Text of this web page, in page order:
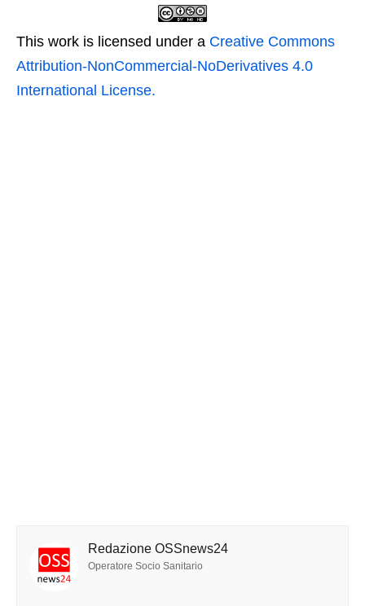
This work is licensed under a Creative Commons
Attribution-NonCommercial-NoDerivatives 4.0
International License.
Redazione OSSnews24
Operatore Socio Sanitario